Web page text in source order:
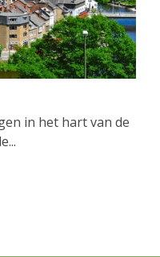
in het hart van de